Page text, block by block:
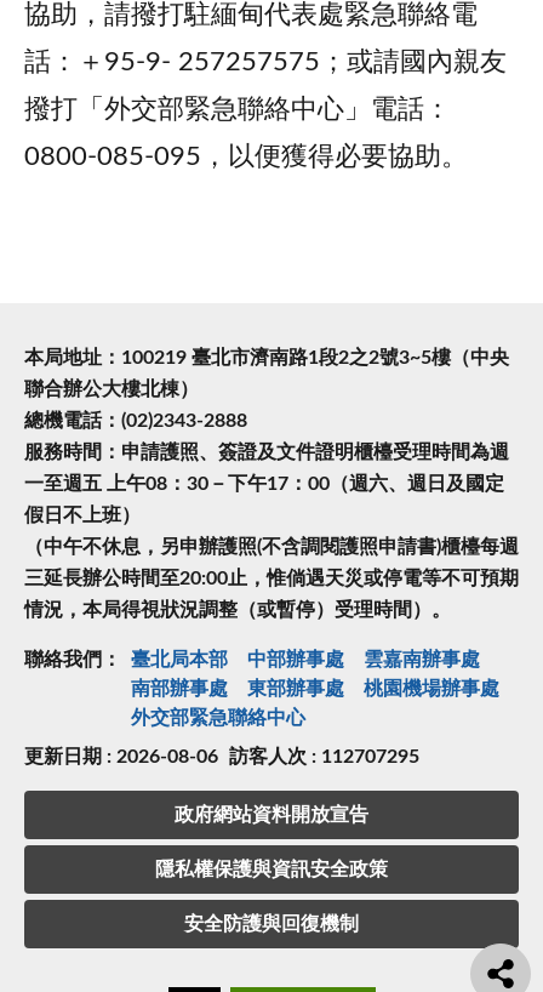
協助，請撥打駐緬甸代表處緊急聯絡電
話：＋95-9- 257257575；或請國內親友
撥打「外交部緊急聯絡中心」電話：
0800-085-095，以便獲得必要協助。
本局地址：100219 臺北市濟南路1段2之2號3~5樓（中央
聯合辦公大樓北棟）
總機電話：(02)2343-2888
服務時間：申請護照、簽證及文件證明櫃檯受理時間為週
一至週五 上午08：30－下午17：00（週六、週日及國定
假日不上班）
（中午不休息，另申辦護照(不含調閱護照申請書)櫃檯每週
三延長辦公時間至20:00止，惟倘遇天災或停電等不可預期
情況，本局得視狀況調整（或暫停）受理時間）。
聯絡我們： 臺北局本部 中部辦事處
雲嘉南辦事處
南部辦事處
東部辦事處
桃園機場辦事處
外交部緊急聯絡中⼼
更新日期 : 2026-08-06 訪客人次 : 112707295
政府網站資料開放宣告
隱私權保護與資訊安全政策
安全防護與回復機制